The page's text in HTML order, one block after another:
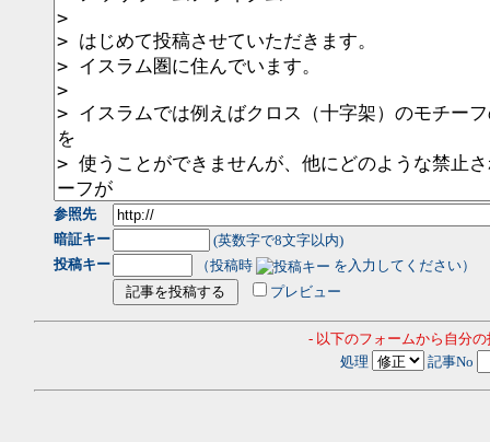
参照先
暗証キー
(英数字で8文字以内)
投稿キー
（投稿時
を入力してください）
プレビュー
- 以下のフォームから自分
処理
記事No